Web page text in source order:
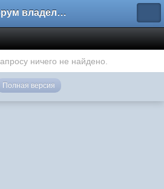
Форум владельцев интернет-магазинов
ничего не найдено.
Полная версия